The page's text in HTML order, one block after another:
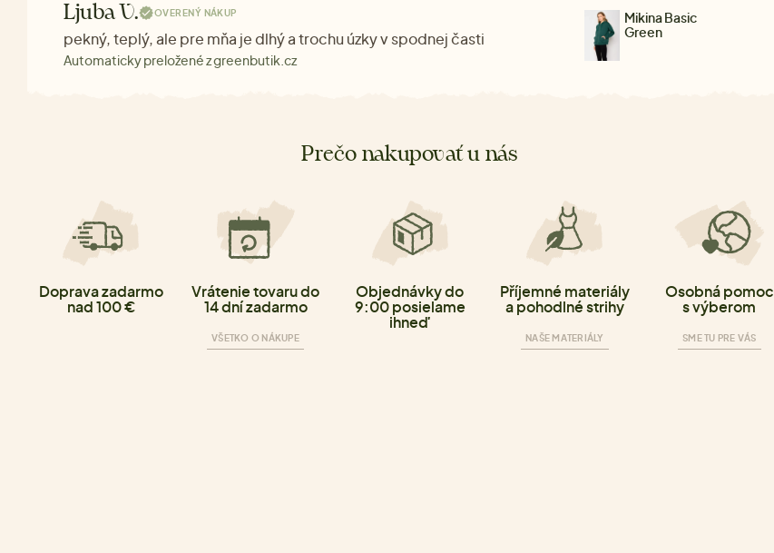
Ljuba V. OVERENÝ NÁKUP
pekný, teplý, ale pre mňa je dlhý a trochu úzky v spodnej časti
Automaticky preložené z greenbutik.cz
Mikina Basic
Green
Prečo nakupovať u nás
Doprava zadarmo
nad 100 €
Vrátenie tovaru do
14 dní zadarmo
VŠETKO O NÁKUPE
Objednávky do
9:00 posielame
ihneď
Příjemné materiály
a pohodlné strihy
NAŠE MATERIÁLY
Osobná pomoc
s výberom
SME TU PRE VÁS